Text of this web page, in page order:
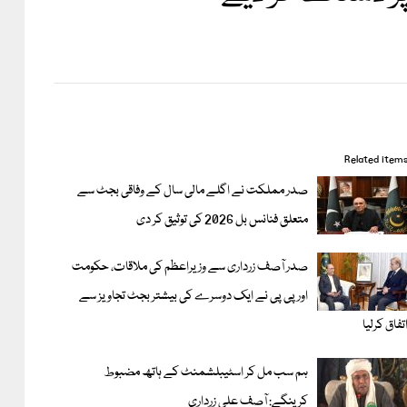
Related items
صدر مملکت نے اگلے مالی سال کے وفاقی بجٹ سے
متعلق فنانس بل 2026 کی توثیق کر دی
صدر آصف زرداری سے وزیراعظم کی ملاقات، حکومت
اور پی پی نے ایک دوسرے کی بیشتر بجٹ تجاویز سے
اتفاق کرلیا
ہم سب مل کر اسٹیبلشمنٹ کے ہاتھ مضبوط
کرینگے: آصف علی زرداری